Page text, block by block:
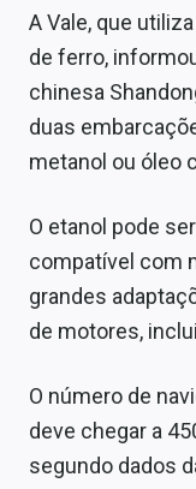
A Vale, que
de ferro,
chinesa
duas
metanol ou óleo
O etanol pode
compatível com
grandes
de motores,
O número de
deve chegar a
segundo dados